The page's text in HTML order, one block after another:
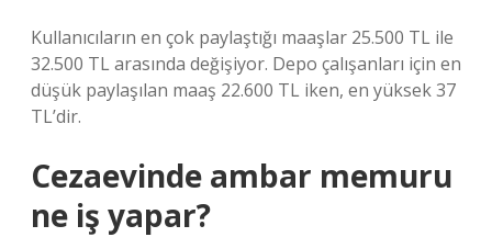
Kullanıcıların en çok paylaştığı maaşlar 25.500 TL ile
32.500 TL arasında değişiyor. Depo çalışanları için en
düşük paylaşılan maaş 22.600 TL iken, en yüksek 37
TL’dir.
Cezaevinde ambar memuru
ne iş yapar?